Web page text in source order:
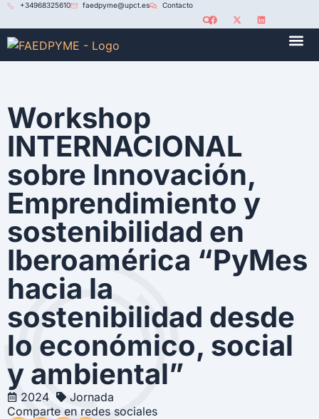
+34968325610 faedpyme@upct.es Contacto
Workshop
INTERNACIONAL
sobre Innovación,
Emprendimiento y
sostenibilidad en
Iberoamérica “PyMes
hacia la
sostenibilidad desde
lo económico, social
y ambiental”
2024
Jornada
Comparte en redes sociales